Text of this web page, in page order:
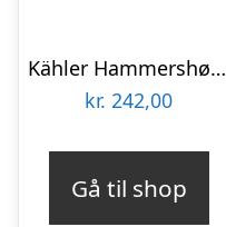
Kähler Hammershøi juletallerken – 27 cm
kr. 242,00
Gå til shop